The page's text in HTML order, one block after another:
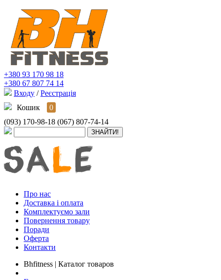
+380 93 170 98 18
+380 67 807 74 14
Входу / Реєстрація
Кошик
0
(093) 170-98-18 (067) 807-74-14
Про нас
Доставка і оплата
Комплектуємо зали
Повернення товару
Поради
Оферта
Контакти
Bhfitness | Каталог товаров